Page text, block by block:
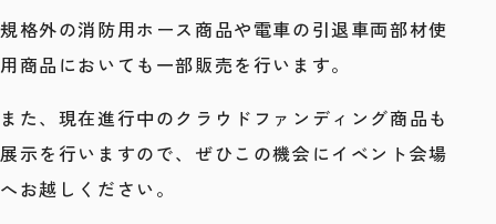
規格外の消防用ホース商品や電車の引退車両部材使
用商品においても一部販売を行います。
また、現在進行中のクラウドファンディング商品も
展示を行いますので、ぜひこの機会にイベント会場
へお越しください。